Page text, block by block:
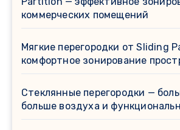
коммерческих помещений
Мягкие перегородки от Sliding
комфортное зонирование
Стеклянные перегородки —
больше воздуха и